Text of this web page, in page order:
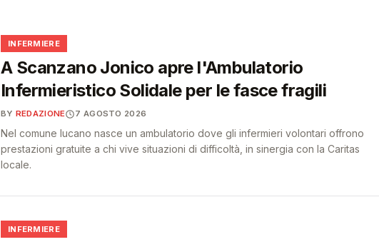
INFERMIERE
A Scanzano Jonico apre l'Ambulatorio
Infermieristico Solidale per le fasce fragili
BY REDAZIONE 7 AGOSTO 2026
Nel comune lucano nasce un ambulatorio dove gli infermieri volontari offrono
prestazioni gratuite a chi vive situazioni di difficoltà, in sinergia con la Caritas
locale.
INFERMIERE